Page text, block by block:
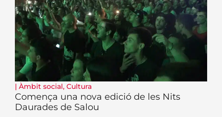
| Àmbit social, Cultura
Comença una nova edició de les Nits
Daurades de Salou